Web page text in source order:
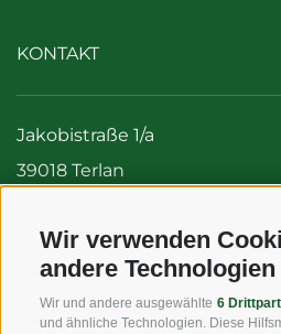
Wir verwenden
andere Technologien
Wir und andere ausgewählte 6
und ähnliche Technologien. Diese
KONTAKT
Jakobistraße 1/a
39018 Terlan
Tel:+39 0471 256 700
Fax: +39 0471 256 699
info@vog.it